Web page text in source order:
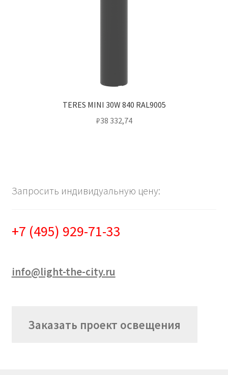
TERES MINI 30W 840 RAL9005
₽38 332,74
Запросить индивидуальную цену:
+7 (495) 929-71-33
info@light-the-city.ru
Заказать проект освещения